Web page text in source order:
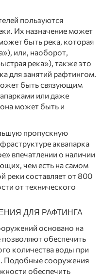
пользуются
Их назначение может
быть река, которая
или, наоборот,
река»), также это
для занятий рафтингом.
быть связующим
или даже
может быть и
пропускную
аквапарка
впечатлении о наличии
чем есть на самом
реки составляет от 800
от технического
ДЛЯ РАФТИНГА
основано на
обеспечить
количества воды при
Подобные сооружения
обеспечить